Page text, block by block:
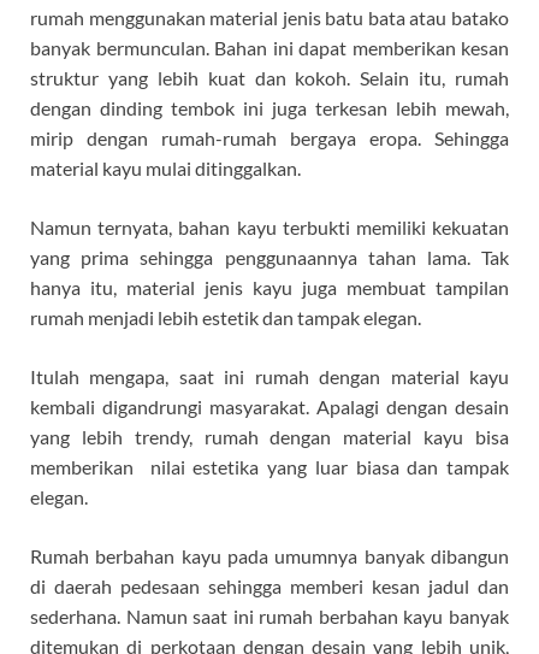
rumah menggunakan material jenis batu bata atau batako
banyak bermunculan. Bahan ini dapat memberikan kesan
struktur yang lebih kuat dan kokoh. Selain itu, rumah
dengan dinding tembok ini juga terkesan lebih mewah,
mirip dengan rumah-rumah bergaya eropa. Sehingga
material kayu mulai ditinggalkan.
Namun ternyata, bahan kayu terbukti memiliki kekuatan
yang prima sehingga penggunaannya tahan lama. Tak
hanya itu, material jenis kayu juga membuat tampilan
rumah menjadi lebih estetik dan tampak elegan.
Itulah mengapa, saat ini rumah dengan material kayu
kembali digandrungi masyarakat. Apalagi dengan desain
yang lebih trendy, rumah dengan material kayu bisa
memberikan nilai estetika yang luar biasa dan tampak
elegan.
Rumah berbahan kayu pada umumnya banyak dibangun
di daerah pedesaan sehingga memberi kesan jadul dan
sederhana. Namun saat ini rumah berbahan kayu banyak
ditemukan di perkotaan dengan desain yang lebih unik,